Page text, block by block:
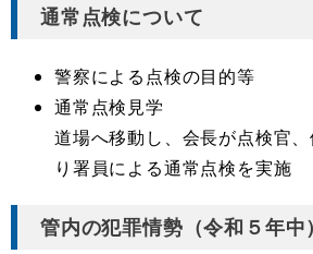
通常点検について
警察による点検の目的等
通常点検見学
道場へ移動し、会長が点検官
り署員による通常点検を実施
管内の犯罪情勢（令和５年中）